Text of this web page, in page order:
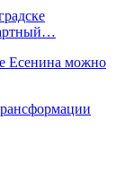
Есенина можно